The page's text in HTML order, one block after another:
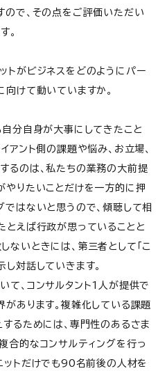
ので、その点をご評価いただい
。
トがビジネスをどのようにパー
向けて動いていますか。
自分自身が大事にしてきたこと
アント側の課題や悩み、お立場、
るのは、私たちの業務の大前提
やりたいことだけを一方的に押
ではないと思うので、傾聴して相
とえば行政が思っていることと
ないときには、第三者として「こ
し対話していきます。
て、コンサルタント1人が提供で
があります。複雑化している課題
するためには、専門性のあるさま
合的なコンサルティングを行っ
ットだけでも90名前後の人材を